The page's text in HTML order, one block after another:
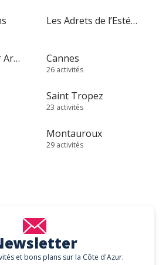
Les Adrets de l’Estérel
Roquebrune sur Argens Cannes
26 activités
Saint Tropez
23 activités
Montauroux
29 activités
et bons plans sur la Côte d'Azur.